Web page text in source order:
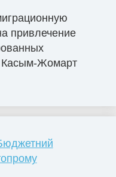
привлечение
Касым-Жомарт